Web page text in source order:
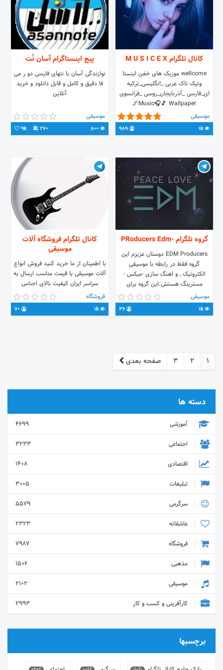
کانال تلگرام M U S I C E X
wellcome موزیک های خفن اینستا
وتیک تاک عربی _انگلیسی_ترکیه
ای_فارسی _آذربایجان_روسی _فرانسوی
Music🎧🎵 Wallpaper🌌
موسیقی
1k
پیج اینستاگرام آسان نُت
نوازندگی آسان با نتهای فارسی دو ر می
فا دقیق و کامل و قابل دانلود و خرید
آنلاین
موسیقی
270
9k
گروه تلگرام -PRoducers Edm
EDM Producers دوستان عزیزم این
گروه فقط در رابطه با موسیقی
الکترونیک , و اهنگ سازی -میکس -
مسترینگ هستش.این گروه برای
پیشرفت خودمون و اشتراک گذاشتن
کارها و انتقاد ها هستش لطفا خارج از
موضوع بحث نکنید متشکرم.
موسیقی
1k
کانال تلگرام فروشگاه آلات
موسیقی
با اطمینان از ما خرید کنید فروش انواع
آلات موسیقی با قیمت مناسب ارسال به
سراسر ایران کیفیت بالای اجناس
سفارش راحت و سریع با ضمانت و
گارانتی #گیتار#ویولن#پیانو
فروشگاه
1k
1
2
3 صفحه بعدی
دسته ها
آموزشی
4699
اجتماعی
3233
اقتصادی
1408
تبلیغات
3005
سرگرمی
5579
عاشقانه
2323
فروشگاه
7987
مذهبی
1506
موسیقی
2102
کارآفرینی و کسب و کار
2993
برچسبها